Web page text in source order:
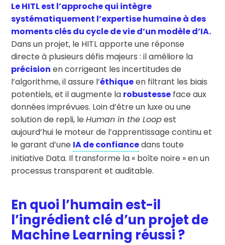
Le HITL est l’approche qui intègre
systématiquement l’expertise humaine à des
moments clés du cycle de vie d’un modèle d’IA.
Dans un projet, le HITL apporte une réponse
directe à plusieurs défis majeurs : il améliore la
précision en corrigeant les incertitudes de
l’algorithme, il assure l’éthiqueen filtrant les biais
potentiels, et il augmente la robustesse face aux
données imprévues. Loin d’être un luxe ou une
solution de repli, leHuman in the Loopest
aujourd’hui le moteur de l’apprentissage continu et
le garant d’une IA de confiancedans toute
initiative Data. Il transforme la « boîte noire » en un
processus transparent et auditable.
En quoi l’humain est-il
l’ingrédient clé d’un projet de
Machine Learning réussi ?